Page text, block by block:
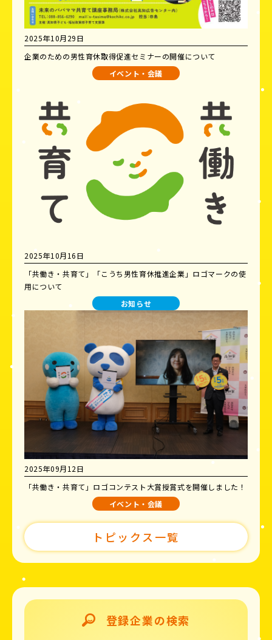
2025年10月29日
企業のための男性育休取得促進セミナーの開催について
イベント・会議
2025年10月16日
「共働き・共育て」「こうち男性育休推進企業」ロゴマークの使
用について
お知らせ
2025年09月12日
「共働き・共育て」ロゴコンテスト大賞授賞式を開催しました！
イベント・会議
トピックス一覧
登録企業の検索